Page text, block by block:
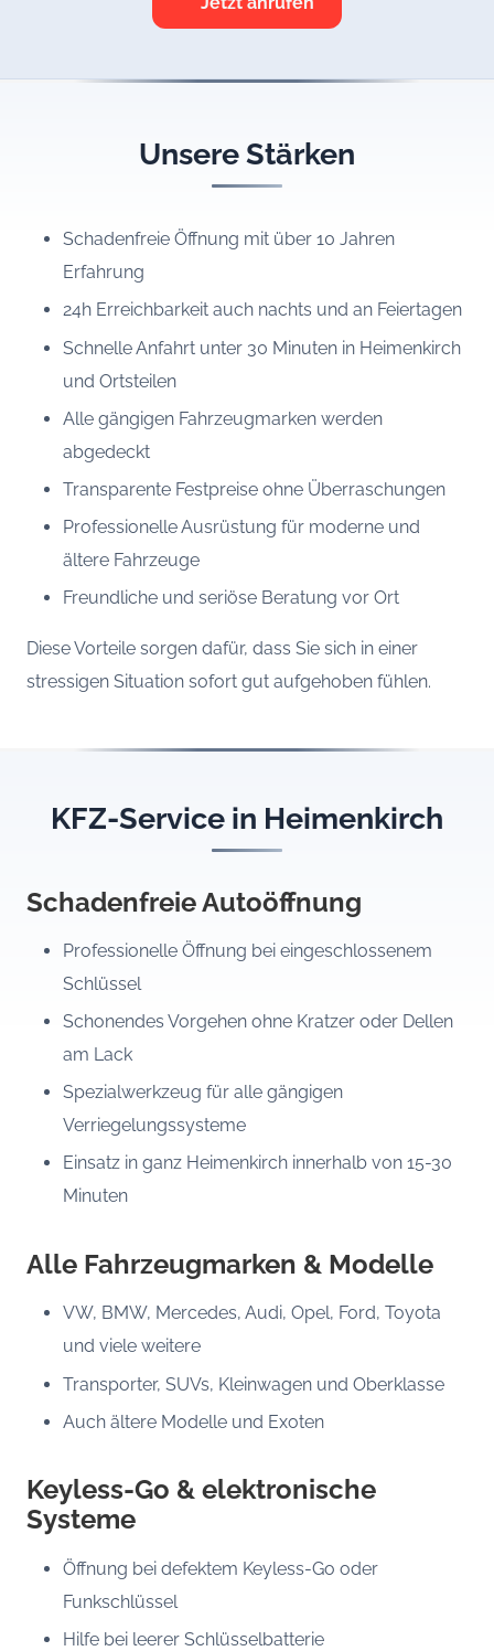
Unsere Stärken
Schadenfreie Öffnung mit über 10 Jahren
Erfahrung
24h Erreichbarkeit auch nachts und an Feiertagen
Schnelle Anfahrt unter 30 Minuten in Heimenkirch
und Ortsteilen
Alle gängigen Fahrzeugmarken werden
abgedeckt
Transparente Festpreise ohne Überraschungen
Professionelle Ausrüstung für moderne und
ältere Fahrzeuge
Freundliche und seriöse Beratung vor Ort
Diese Vorteile sorgen dafür, dass Sie sich in einer
stressigen Situation sofort gut aufgehoben fühlen.
KFZ-Service in Heimenkirch
Schadenfreie Autoöffnung
Professionelle Öffnung bei eingeschlossenem
Schlüssel
Schonendes Vorgehen ohne Kratzer oder Dellen
am Lack
Spezialwerkzeug für alle gängigen
Verriegelungssysteme
Einsatz in ganz Heimenkirch innerhalb von 15-30
Minuten
Alle Fahrzeugmarken & Modelle
VW, BMW, Mercedes, Audi, Opel, Ford, Toyota
und viele weitere
Transporter, SUVs, Kleinwagen und Oberklasse
Auch ältere Modelle und Exoten
Keyless-Go & elektronische
Systeme
Öffnung bei defektem Keyless-Go oder
Funkschlüssel
Hilfe bei leerer Schlüsselbatterie